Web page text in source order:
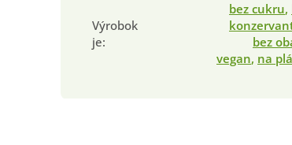
Výrobok
je:
bez cukru,
bez
vegan, na